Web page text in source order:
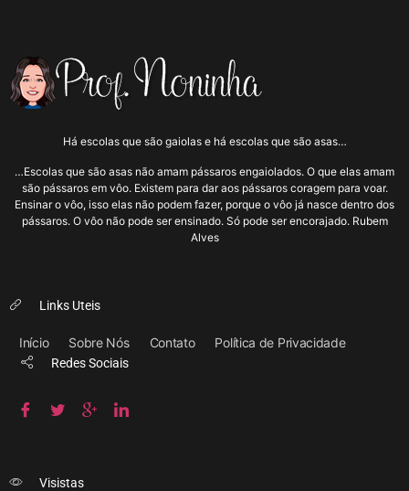
Há escolas que são gaiolas e há escolas que são asas…
…Escolas que são asas não amam pássaros engaiolados. O que elas amam
são pássaros em vôo. Existem para dar aos pássaros coragem para voar.
Ensinar o vôo, isso elas não podem fazer, porque o vôo já nasce dentro dos
pássaros. O vôo não pode ser ensinado. Só pode ser encorajado. Rubem
Alves
Links Uteis
Início Sobre Nós Contato Política de Privacidade
Redes Sociais
Visistas